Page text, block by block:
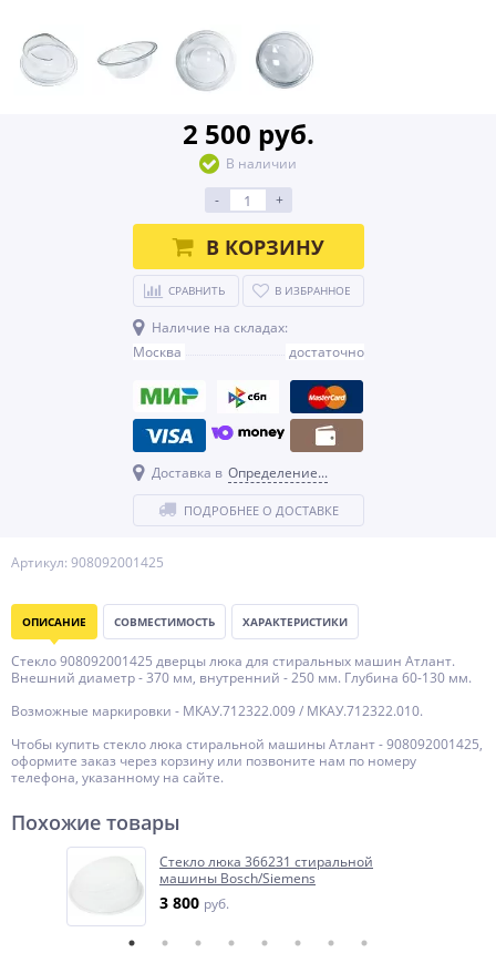
Артикул: 908092001425
2 500 руб.
В наличии
-
+
В КОРЗИНУ
СРАВНИТЬ В ИЗБРАННОЕ
Наличие на складах:
Москва
достаточно
Доставка в Определение...
ПОДРОБНЕЕ О ДОСТАВКЕ
ОПИСАНИЕ СОВМЕСТИМОСТЬ ХАРАКТЕРИСТИКИ
Стекло 908092001425 дверцы люка для стиральных машин Атлант.
Внешний диаметр - 370 мм, внутренний - 250 мм. Глубина 60-130 мм.
Возможные маркировки - МКАУ.712322.009 / МКАУ.712322.010.
Чтобы купить стекло люка стиральной машины Атлант - 908092001425,
оформите заказ через корзину или позвоните нам по номеру
телефона, указанному на сайте.
Похожие товары
Стекло люка 366231 стиральной
машины Bosch/Siemens
3 800 руб.